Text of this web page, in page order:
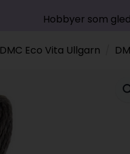
Hobbyer som
DMC Eco Vita Ullgarn